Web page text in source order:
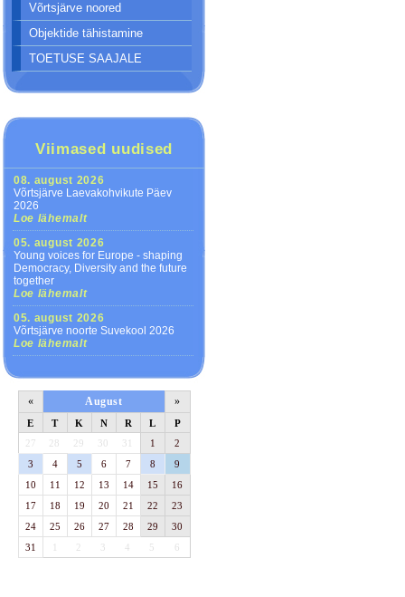
Võrtsjärve noored
Objektide tähistamine
TOETUSE SAAJALE
Viimased uudised
08. august 2026
Võrtsjärve Laevakohvikute Päev
2026
Loe lähemalt
05. august 2026
Young voices for Europe - shaping
Democracy, Diversity and the future
together
Loe lähemalt
05. august 2026
Võrtsjärve noorte Suvekool 2026
Loe lähemalt
« August »
E T K N R L
P
27
28 29 30 31 1
2
3
4 5 6 7 8
9
10
11 12 13 14 15
16
17
18 19 20 21 22
23
24
25 26 27 28 29
30
31
1 3 4 5 6